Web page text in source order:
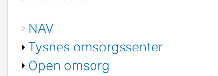
NAV
Tysnes omsorgssenter
Open omsorg